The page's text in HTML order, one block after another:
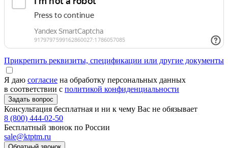
Прикрепить реквизиты, спецификации или другие документы
Я даю согласие на обработку персональных данных
в соответствии с политикой конфиденциальности
Консультация бесплатная и ни к чему Вас не обязывает
8 (800) 444-02-50
Бесплатный звонок по России
sale@ktptm.ru